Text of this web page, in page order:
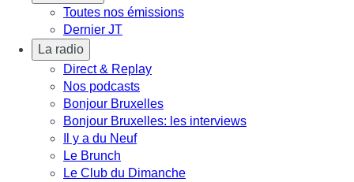
Toutes nos émissions
Dernier JT
La radio
Direct & Replay
Nos podcasts
Bonjour Bruxelles
Bonjour Bruxelles: les interviews
Il y a du Neuf
Le Brunch
Le Club du Dimanche